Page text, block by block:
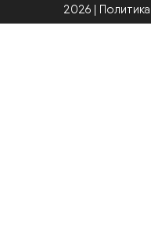
2026 |